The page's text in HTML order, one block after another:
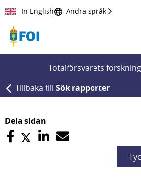
Till innehållet
In English Andra språk
Totalförsvarets
Tillbaka till Sök rapporter
Dela sidan